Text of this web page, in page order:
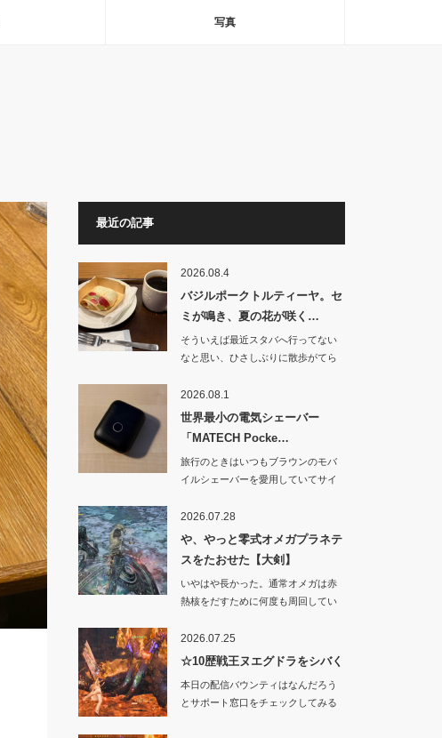
写真
最近の記事
2026.08.4
バジルポークトルティーヤ。セ
ミが鳴き、夏の花が咲く…
そういえば最近スタバへ行ってない
なと思い、ひさしぶりに散歩がてら
2026.08.1
世界最小の電気シェーバー
「MATECH Pocke…
旅行のときはいつもブラウンのモバ
イルシェーバーを愛用していてサイ
2026.07.28
や、やっと零式オメガプラネテ
スをたおせた【大剣】
いやはや長かった。通常オメガは赤
熱核をだすために何度も周回してい
2026.07.25
☆10歴戦王ヌエグドラをシバく
本日の配信バウンティはなんだろう
とサポート窓口をチェックしてみる